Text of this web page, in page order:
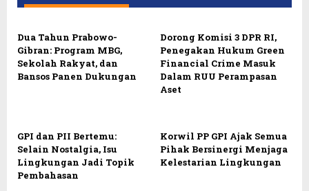
Dua Tahun Prabowo-
Gibran: Program MBG,
Sekolah Rakyat, dan
Bansos Panen Dukungan
Dorong Komisi 3 DPR RI,
Penegakan Hukum Green
Financial Crime Masuk
Dalam RUU Perampasan
Aset
GPI dan PII Bertemu:
Selain Nostalgia, Isu
Lingkungan Jadi Topik
Pembahasan
Korwil PP GPI Ajak Semua
Pihak Bersinergi Menjaga
Kelestarian Lingkungan